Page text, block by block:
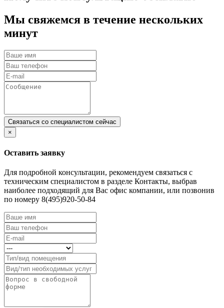
Мы свяжемся в течение нескольких
минут
×
Оставить заявку
Для подробной консультации, рекомендуем связаться с
техническим специалистом в разделе Контакты, выбрав
наиболее подходящий для Вас офис компании, или позвонив
по номеру 8(495)920-50-84